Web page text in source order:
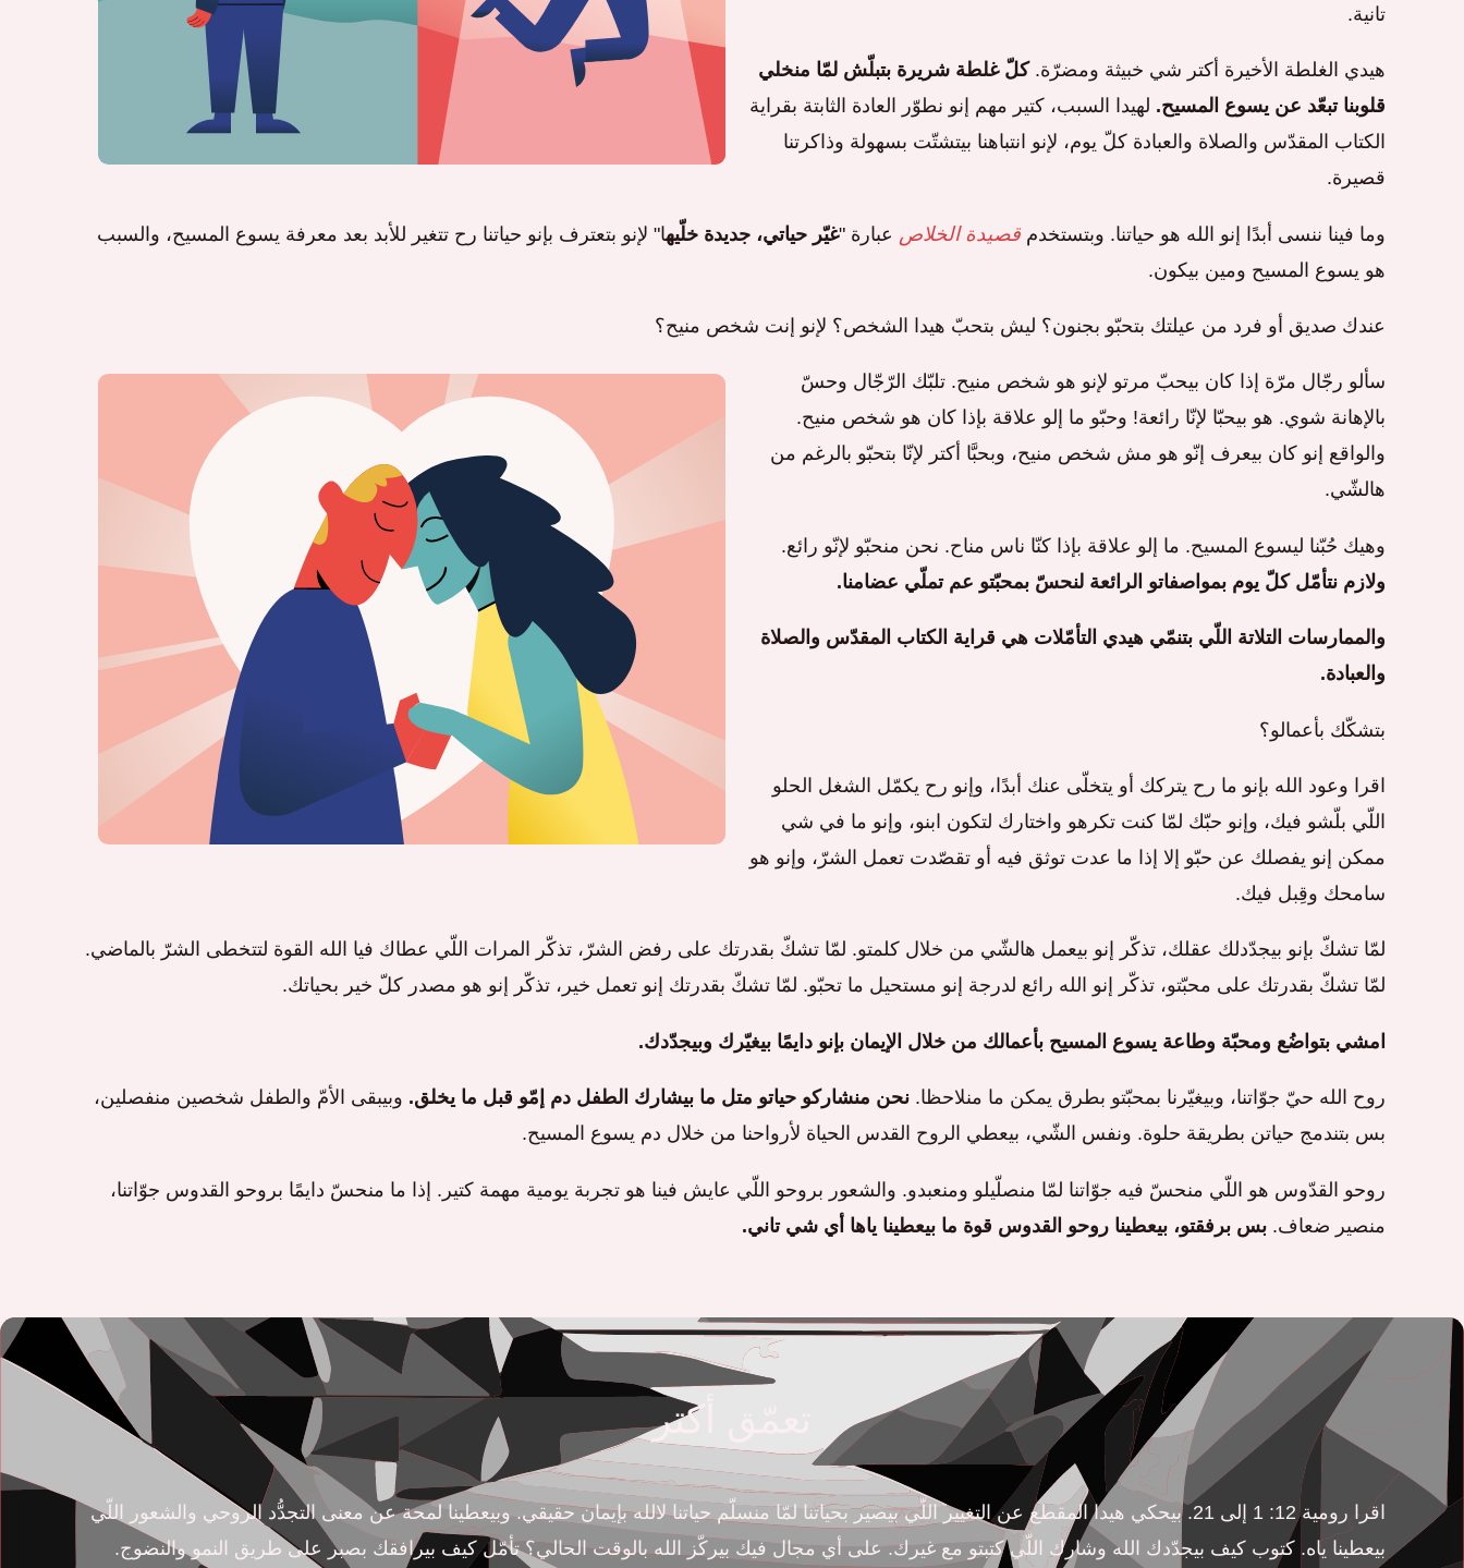
تانية.
هيدي الغلطة الأخيرة أكتر شي خبيثة ومضرّة.كلّ غلطة شريرة بتبلّش لمّا منخلي
قلوبنا تبعّد عن يسوع المسيح. لهيدا السبب، كتير مهم إنو نطوّر العادة الثابتة بقراية
الكتاب المقدّس والصلاة والعبادة كلّ يوم، لإنو انتباهنا بيتشتّت بسهولة وذاكرتنا
قصيرة.
وما فينا ننسى أبدًا إنو الله هو حياتنا. وبتستخدم قصيدة الخلاص عبارة "غيّر حياتي، جديدة خلّيها" لإنو بتعترف بإنو حياتنا رح تتغير للأبد بعد معرفة يسوع المسيح، والسبب
هو يسوع المسيح ومين بيكون.
عندك صديق أو فرد من عيلتك بتحبّو بجنون؟ ليش بتحبّ هيدا الشخص؟ لإنو إنت شخص منيح؟
سألو رجّال مرّة إذا كان بيحبّ مرتو لإنو هو شخص منيح. تلبّك الرّجّال وحسّ
بالإهانة شوي. هو بيحبّا لإنّا رائعة! وحبّو ما إلو علاقة بإذا كان هو شخص منيح.
والواقع إنو كان بيعرف إنّو هو مش شخص منيح، وبحبَّا أكتر لإنّا بتحبّو بالرغم من
هالشّي.
وهيك حُبّنا ليسوع المسيح. ما إلو علاقة بإذا كنّا ناس مناح. نحن منحبّو لإنّو رائع.
ولازم نتأمّل كلّ يوم بمواصفاتو الرائعة لنحسّ بمحبّتو عم تملّي عضامنا.
والممارسات التلاتة اللّي بتنمّي هيدي التأمّلات هي قراية الكتاب المقدّس والصلاة
والعبادة.
بتشكّك بأعمالو؟
اقرا وعود الله بإنو ما رح يتركك أو يتخلّى عنك أبدًا، وإنو رح يكمّل الشغل الحلو
اللّي بلّشو فيك، وإنو حبّك لمّا كنت تكرهو واختارك لتكون ابنو، وإنو ما في شي
ممكن إنو يفصلك عن حبّو إلا إذا ما عدت توثق فيه أو تقصّدت تعمل الشرّ، وإنو هو
سامحك وقِبل فيك.
لمّا تشكّ بإنو بيجدّدلك عقلك، تذكّر إنو بيعمل هالشّي من خلال كلمتو. لمّا تشكّ بقدرتك على رفض الشرّ، تذكّر المرات اللّي عطاك فيا الله القوة لتتخطى الشرّ بالماضي.
لمّا تشكّ بقدرتك على محبّتو، تذكّر إنو الله رائع لدرجة إنو مستحيل ما تحبّو. لمّا تشكّ بقدرتك إنو تعمل خير، تذكّر إنو هو مصدر كلّ خير بحياتك.
امشي بتواضُع ومحبّة وطاعة يسوع المسيح بأعمالك من خلال الإيمان بإنو دايمًا بيغيّرك وبيجدّدك.
روح الله حيّ جوّاتنا، وبيغيّرنا بمحبّتو بطرق يمكن ما منلاحظا. نحن منشاركو حياتو متل ما بيشارك الطفل دم إمّو قبل ما يخلق. وبيبقى الأمّ والطفل شخصين منفصلين،
بس بتندمج حياتن بطريقة حلوة. ونفس الشّي، بيعطي الروح القدس الحياة لأرواحنا من خلال دم يسوع المسيح.
روحو القدّوس هو اللّي منحسّ فيه جوّاتنا لمّا منصلّيلو ومنعبدو. والشعور بروحو اللّي عايش فينا هو تجربة يومية مهمة كتير. إذا ما منحسّ دايمًا بروحو القدوس جوّاتنا،
منصير ضعاف. بس برفقتو، بيعطينا روحو القدوس قوة ما بيعطينا ياها أي شي تاني.
تعمّق أكتر
اقرا رومية 12: 1 إلى 21. بيحكي هيدا المقطع عن التغيير اللّي بيصير بحياتنا لمّا منسلّم حياتنا لالله بإيمان حقيقي. وبيعطينا لمحة عن معنى التجدُّد الروحي والشعور اللّي
بيعطينا ياه. كتوب كيف بيجدّدك الله وشارك اللّي كتبتو مع غيرك. على أي مجال فيك بيركّز الله بالوقت الحالي؟ تأمّل كيف بيرافقك بصبر على طريق النمو والنضوج.